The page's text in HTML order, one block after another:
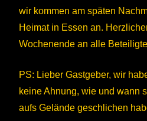
wir kommen am späten
Heimat in Essen an.
Wochenende an alle
PS: Lieber Gastgeber, wir
keine Ahnung, wie und wann
aufs Gelände geschlichen